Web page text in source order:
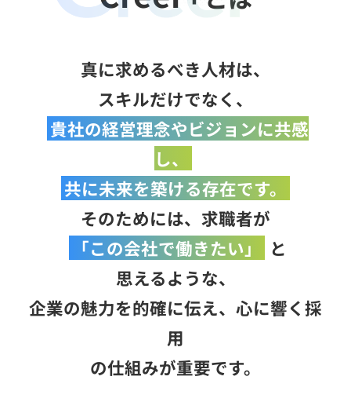
真に求めるべき人材は、
スキルだけでなく、
貴社の経営理念やビジョンに共感
し、
共に未来を築ける存在です。
そのためには、求職者が
「この会社で働きたい」
と
思えるような、
企業の魅力を的確に伝え、心に響く採
用
の仕組みが重要です。